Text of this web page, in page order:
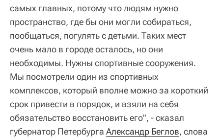
самых главных, потому что людям нужно
пространство, где бы они могли собираться,
пообщаться, погулять с детьми. Таких мест
очень мало в городе осталось, но они
необходимы. Нужны спортивные сооружения.
Мы посмотрели один из спортивных
комплексов, который вполне можно за короткий
срок привести в порядок, и взяли на себя
обязательство восстановить его", - сказал
губернатор Петербурга Александр Беглов, слова